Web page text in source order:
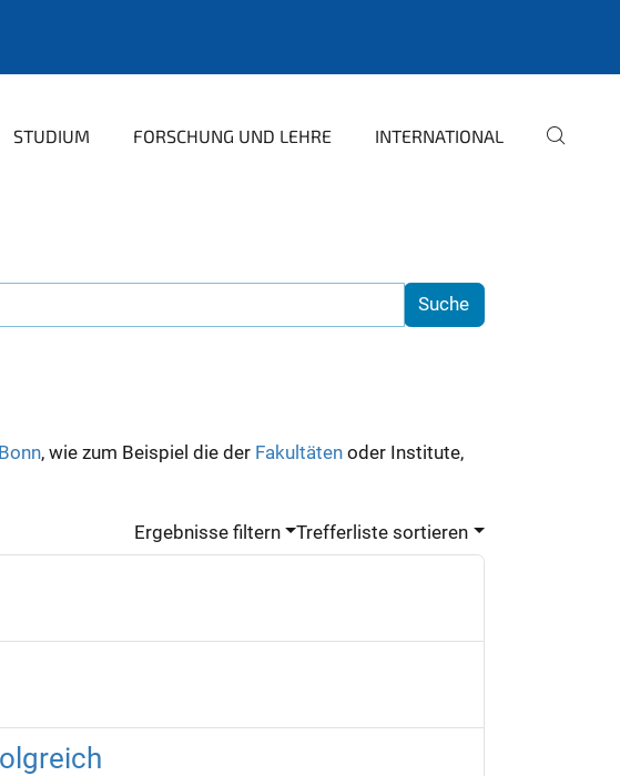
STUDIUM FORSCHUNG UND LEHRE INTERNATIONAL
, wie zum Beispiel die der Fakultäten oder Institute,
Ergebnisse filtern Trefferliste sortieren